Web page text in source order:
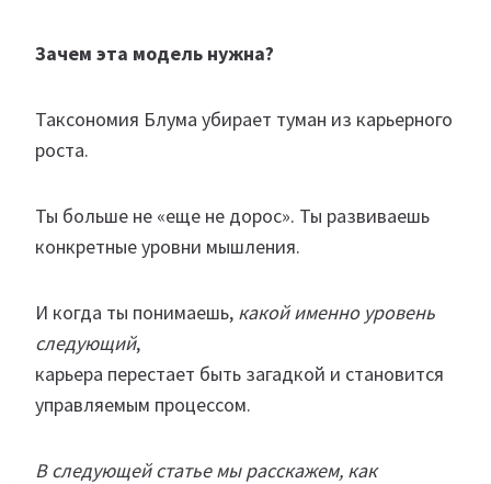
Зачем эта модель нужна?
Таксономия Блума убирает туман из карьерного
роста.
Ты больше не «еще не дорос». Ты развиваешь
конкретные уровни мышления.
И когда ты понимаешь, какой именно уровень
следующий,
карьера перестает быть загадкой и становится
управляемым процессом.
В следующей статье мы расскажем, как